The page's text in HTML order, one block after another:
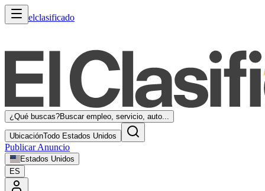
elclasificado
¿Qué buscas?Buscar empleo, servicio, auto...
UbicaciónTodo Estados Unidos
Publicar Anuncio
Estados Unidos
ES